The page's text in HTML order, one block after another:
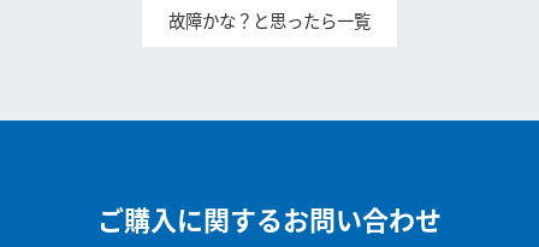
故障かな？と思ったら一覧
ご購入に関するお問い合わせ